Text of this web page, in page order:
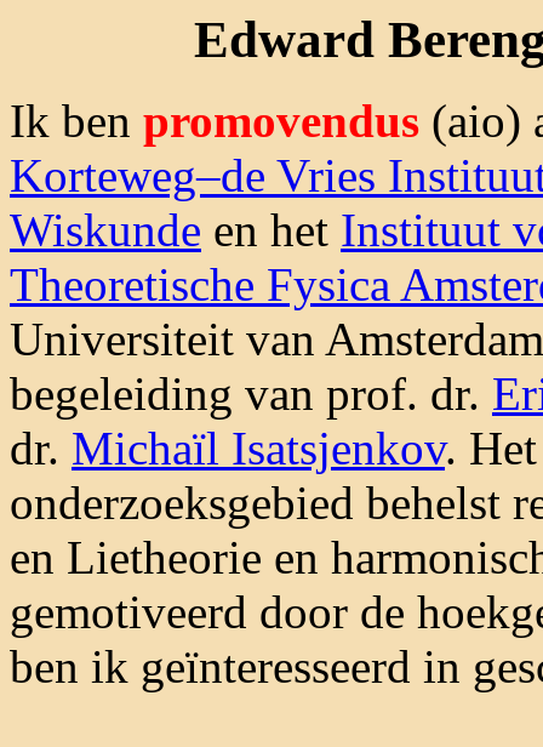
Edward
Ik ben promovendus (aio)
Korteweg–de Vries
Wiskunde en het Instituut
Theoretische Fysica
Universiteit van
begeleiding van prof. dr.
dr. Michaïl Isatsjenkov. Het
onderzoeksgebied behelst
en Lietheorie en
gemotiveerd door de
ben ik geïnteresseerd in